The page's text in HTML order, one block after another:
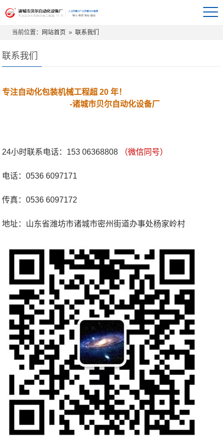
当前位置： 网站首页 »联系我们
联系我们
专注自动化包装机械工程超 20 年！
-诸城市贝尔自动化设备厂
24小时联系电话：153 06368808 （微信同号）
电话：0536 6097171
传真：0536 6097172
地址：山东省潍坊市诸城市密州街道办事处杨家岭村